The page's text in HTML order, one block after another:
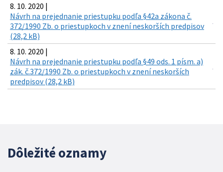
8. 10. 2020 |
Návrh na prejednanie priestupku podľa §42a zákona č.
372/1990 Zb. o priestupkoch v znení neskorších predpisov
(28,2 kB)
8. 10. 2020 |
Návrh na prejednanie priestupku podľa §49 ods. 1 písm. a)
zák. č.372/1990 Zb. o priestupkoch v znení neskorších
predpisov (28,2 kB)
Dôležité oznamy